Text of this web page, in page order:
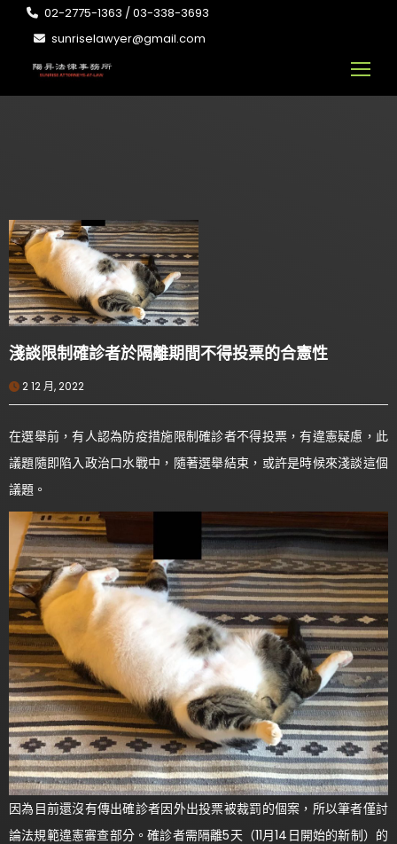
02-2775-1363 / 03-338-3693
sunriselawyer@gmail.com
淺談限制確診者於隔離期間不得投票的合憲性
2 12 月, 2022
在選舉前，有人認為防疫措施限制確診者不得投票，有違憲疑慮，此
議題隨即陷入政治口水戰中，隨著選舉結束，或許是時候來淺談這個
議題。
因為目前還沒有傳出確診者因外出投票被裁罰的個案，所以筆者僅討
論法規範違憲審查部分。確診者需隔離5天（11月14日開始的新制）的